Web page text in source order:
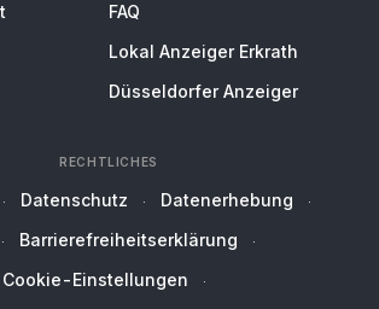
FAQ
Lokal Anzeiger Erkrath
Düsseldorfer Anzeiger
RECHTLICHES
Datenschutz
Datenerhebung
Barrierefreiheitserklärung
Cookie-Einstellungen